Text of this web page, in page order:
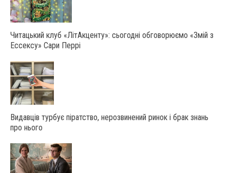
Читацький клуб «ЛітАкценту»: сьогодні обговорюємо «Змій з
Ессексу» Сари Перрі
Видавців турбує піратство, нерозвинений ринок і брак знань
про нього